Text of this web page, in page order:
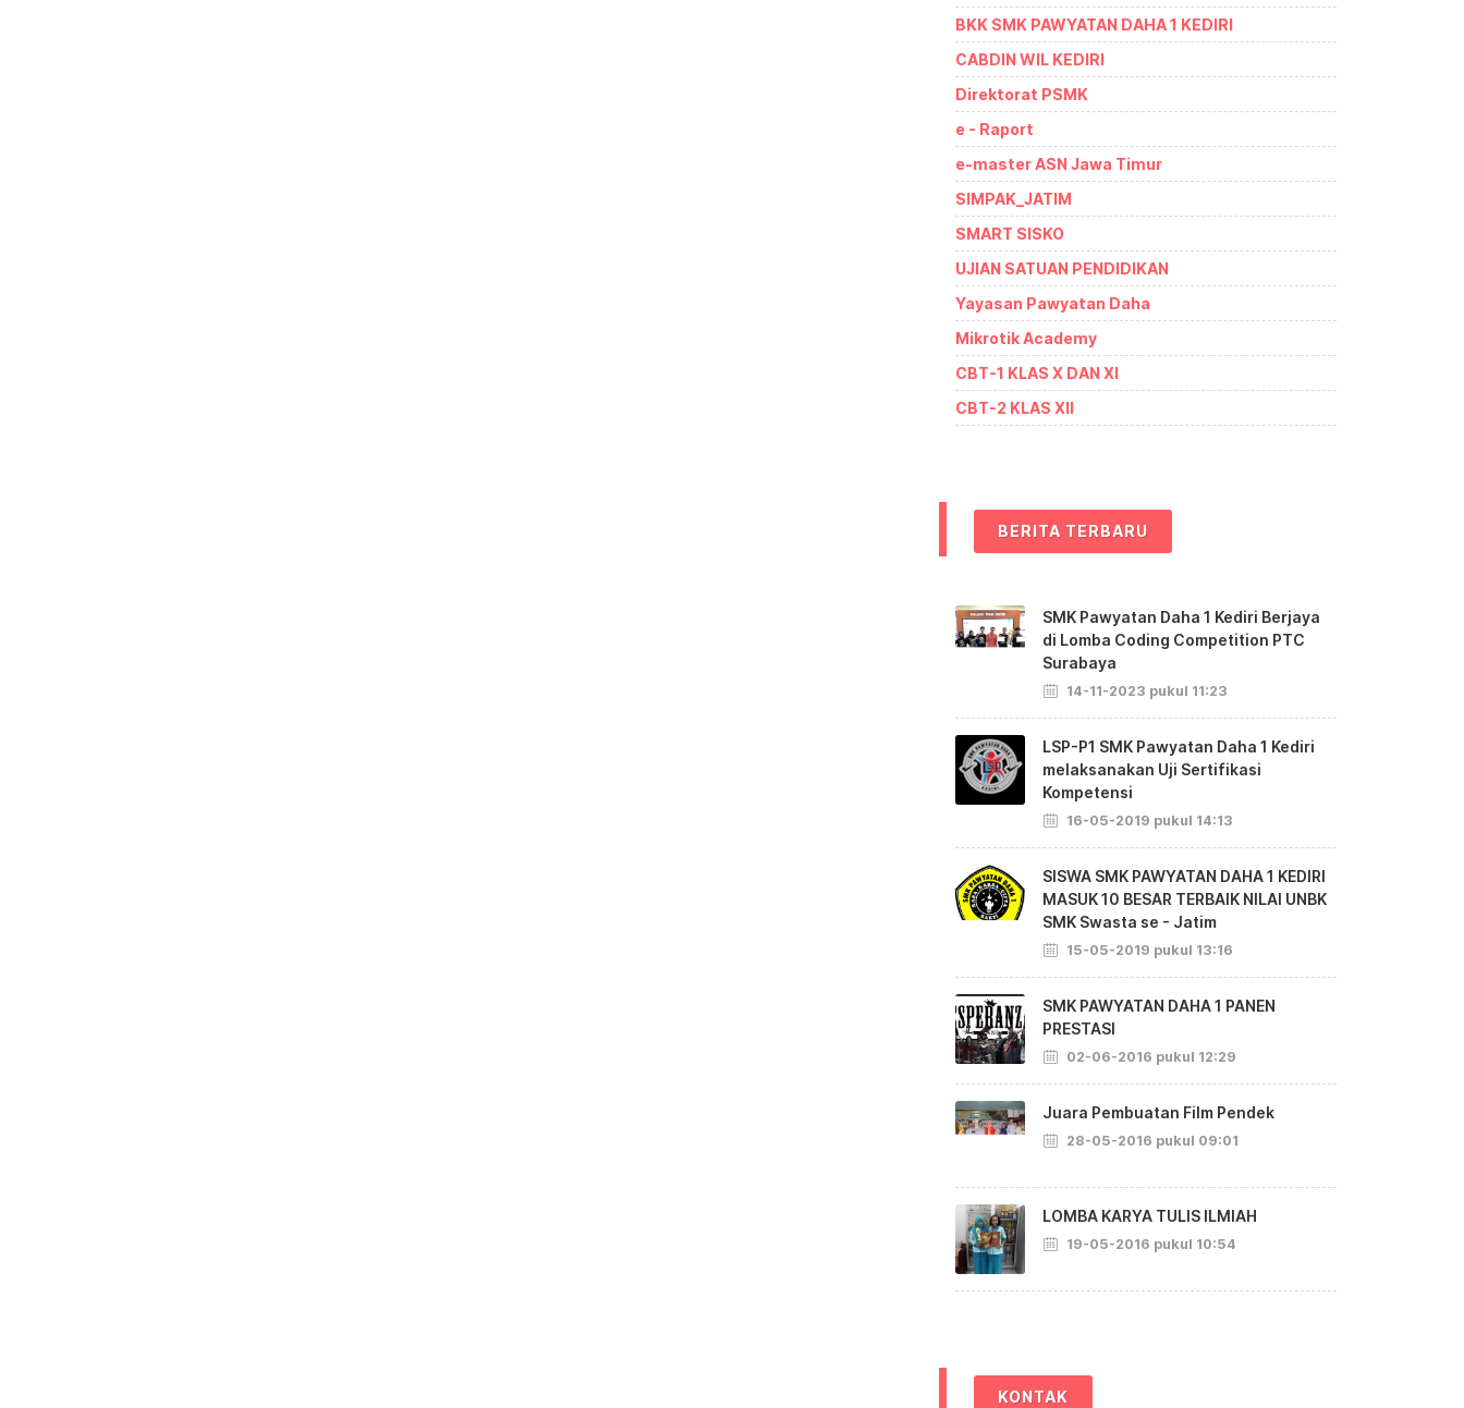
BKK SMK PAWYATAN DAHA 1 KEDIRI
CABDIN WIL KEDIRI
Direktorat PSMK
e - Raport
e-master ASN Jawa Timur
SIMPAK_JATIM
SMART SISKO
UJIAN SATUAN PENDIDIKAN
Yayasan Pawyatan Daha
Mikrotik Academy
CBT-1 KLAS X DAN XI
CBT-2 KLAS XII
BERITA TERBARU
SMK Pawyatan Daha 1 Kediri Berjaya
di Lomba Coding Competition PTC
Surabaya
14-11-2023 pukul 11:23
LSP-P1 SMK Pawyatan Daha 1 Kediri
melaksanakan Uji Sertifikasi
Kompetensi
16-05-2019 pukul 14:13
SISWA SMK PAWYATAN DAHA 1 KEDIRI
MASUK 10 BESAR TERBAIK NILAI UNBK
SMK Swasta se - Jatim
15-05-2019 pukul 13:16
SMK PAWYATAN DAHA 1 PANEN
PRESTASI
02-06-2016 pukul 12:29
Juara Pembuatan Film Pendek
28-05-2016 pukul 09:01
LOMBA KARYA TULIS ILMIAH
19-05-2016 pukul 10:54
KONTAK